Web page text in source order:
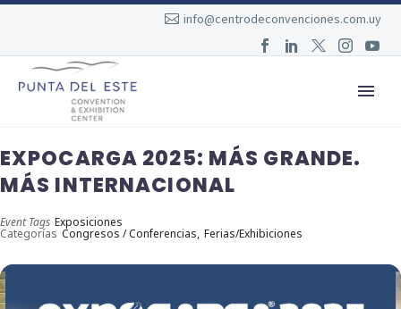
info@centrodeconvenciones.com.uy
EXPOCARGA 2025: MÁS GRANDE.
MÁS INTERNACIONAL
Event Tags Exposiciones
Categorías Congresos / Conferencias, Ferias/Exhibiciones